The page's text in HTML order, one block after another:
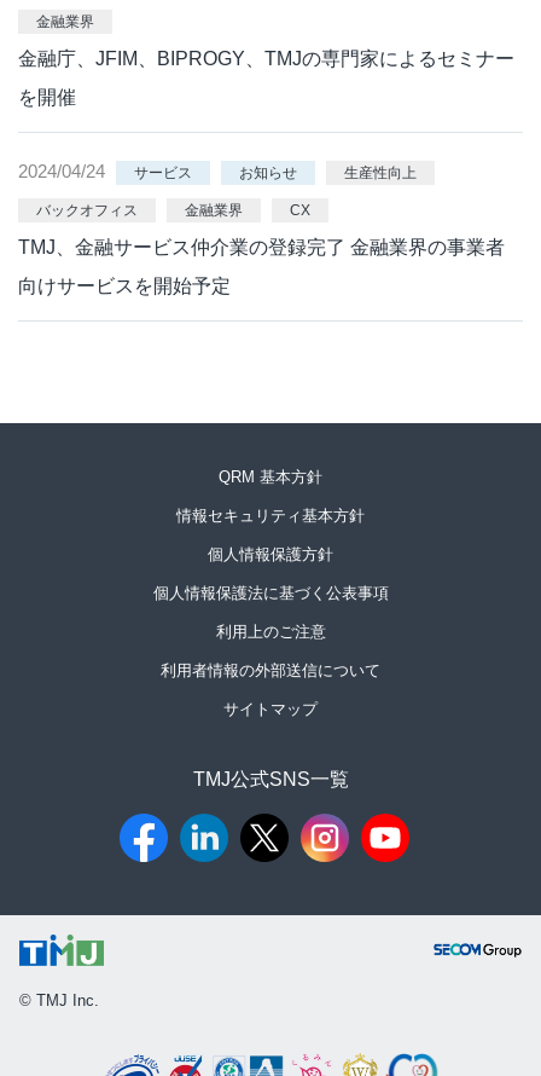
金融業界
金融庁、JFIM、BIPROGY、TMJの専門家によるセミナー
を開催
2024/04/24 サービス お知らせ 生産性向上
バックオフィス 金融業界 CX
TMJ、金融サービス仲介業の登録完了 金融業界の事業者
向けサービスを開始予定
QRM 基本方針
情報セキュリティ基本方針
個人情報保護方針
個人情報保護法に基づく公表事項
利用上のご注意
利用者情報の外部送信について
サイトマップ
TMJ公式SNS一覧​
© TMJ Inc.